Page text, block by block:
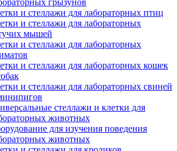
и стеллажи для лабораторных птиц
и стеллажи для лабораторных
мышей
и стеллажи для лабораторных
и стеллажи для лабораторных кошек
и стеллажи для лабораторных свиней
стеллажи и клетки для
животных
для изучения поведения
животных